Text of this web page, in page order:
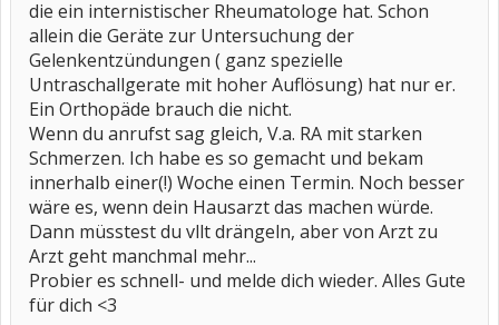
die ein internistischer Rheumatologe hat. Schon
allein die Geräte zur Untersuchung der
Gelenkentzündungen ( ganz spezielle
Untraschallgerate mit hoher Auflösung) hat nur er.
Ein Orthopäde brauch die nicht.
Wenn du anrufst sag gleich, V.a. RA mit starken
Schmerzen. Ich habe es so gemacht und bekam
innerhalb einer(!) Woche einen Termin. Noch besser
wäre es, wenn dein Hausarzt das machen würde.
Dann müsstest du vllt drängeln, aber von Arzt zu
Arzt geht manchmal mehr...
Probier es schnell- und melde dich wieder. Alles Gute
für dich <3